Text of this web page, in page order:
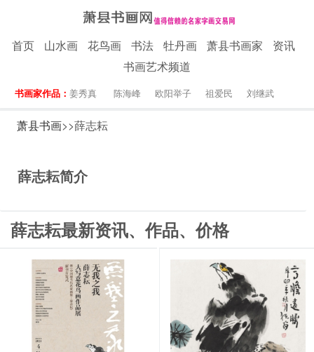
首页 山水画 花鸟画 书法 牡丹画 萧县书画家
资讯
书画艺术频道
书画家作品： 姜秀真 陈海峰 欧阳举子 祖爱民 刘继武
萧县书画>>薛志耘
薛志耘简介
薛志耘最新资讯、作品、价格